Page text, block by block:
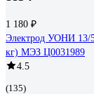
1 180 ₽
Электрод УОНИ 13/
кг) МЭЗ Ц0031989
4.5
(135)